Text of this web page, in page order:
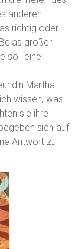
anderen
richtig oder
großer
soll eine
Martha
wissen, was
sie ihre
sich auf
Antwort zu